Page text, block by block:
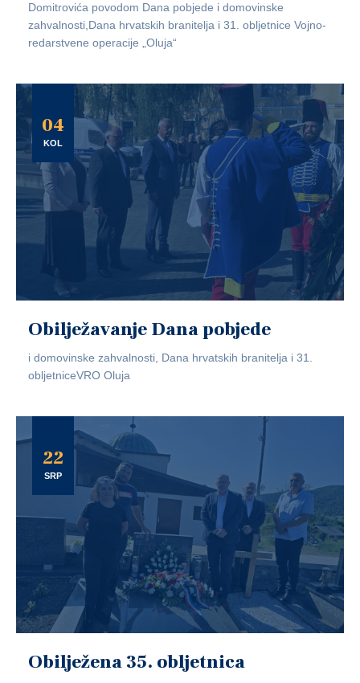
Domitrovića povodom Dana pobjede i domovinske
zahvalnosti,Dana hrvatskih branitelja i 31. obljetnice Vojno-
redarstvene operacije „Oluja“
04
KOL
Obilježavanje Dana pobjede
i domovinske zahvalnosti, Dana hrvatskih branitelja i 31.
obljetniceVRO Oluja
22
SRP
Obilježena 35. obljetnica